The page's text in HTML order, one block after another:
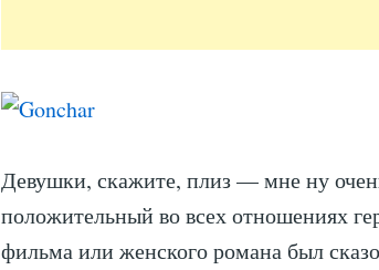
Девушки, скажите, плиз — мне ну
положительный во всех отношениях
фильма или женского романа был